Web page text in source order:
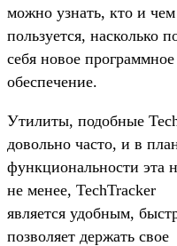
можно узнать, кто и чем
пользуется, насколько
себя новое программное
обеспечение.
Утилиты, подобные
довольно часто, и в
функциональности эта
не менее, TechTracker
является удобным,
позволяет держать свое